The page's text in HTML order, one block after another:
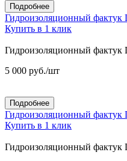
Подробнее
Гидроизоляционный
Купить в 1 клик
Гидроизоляционный
5 000 руб./шт
Подробнее
Гидроизоляционный
Купить в 1 клик
Гидроизоляционный